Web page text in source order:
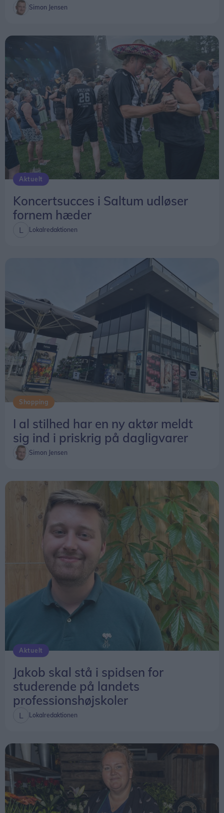
Simon Jensen
Aktuelt
Koncertsucces i Saltum udløser
fornem hæder
Lokalredaktionen
Shopping
I al stilhed har en ny aktør meldt
sig ind i priskrig på dagligvarer
Simon Jensen
Aktuelt
Jakob skal stå i spidsen for
studerende på landets
professionshøjskoler
Lokalredaktionen